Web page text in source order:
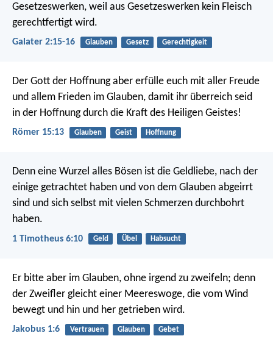
Gesetzeswerken, weil aus Gesetzeswerken kein Fleisch
gerechtfertigt wird.
Galater 2:15-16 Glauben Gesetz Gerechtigkeit
Der Gott der Hoffnung aber erfülle euch mit aller Freude
und allem Frieden im Glauben, damit ihr überreich seid
in der Hoffnung durch die Kraft des Heiligen Geistes!
Römer 15:13 Glauben Geist Hoffnung
Denn eine Wurzel alles Bösen ist die Geldliebe, nach der
einige getrachtet haben und von dem Glauben abgeirrt
sind und sich selbst mit vielen Schmerzen durchbohrt
haben.
1 Timotheus 6:10 Geld Übel Habsucht
Er bitte aber im Glauben, ohne irgend zu zweifeln; denn
der Zweifler gleicht einer Meereswoge, die vom Wind
bewegt und hin und her getrieben wird.
Jakobus 1:6 Vertrauen Glauben Gebet